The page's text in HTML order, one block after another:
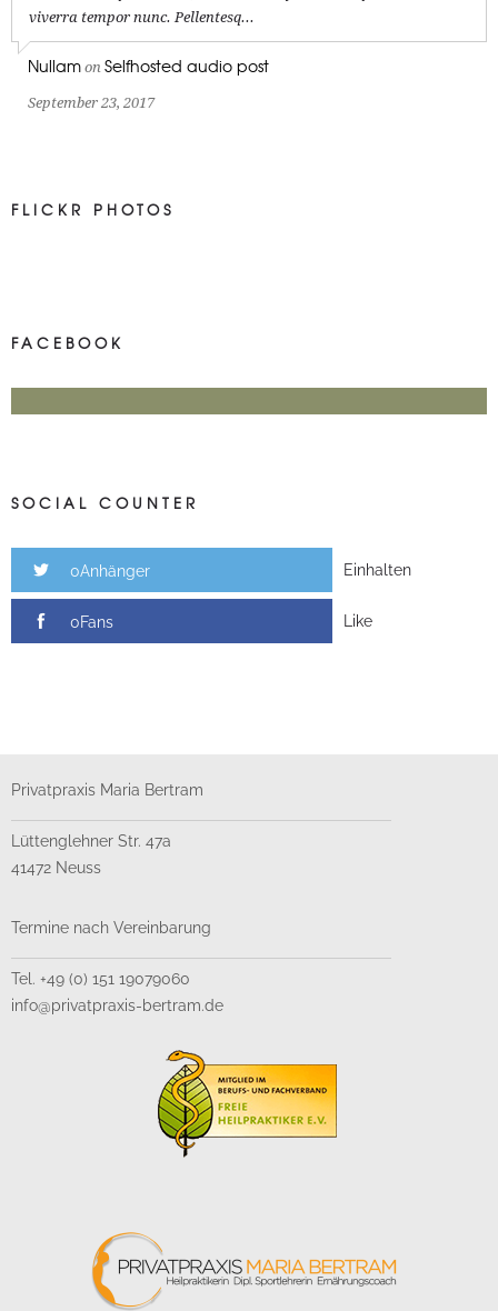
viverra tempor nunc. Pellentesq...
Nullam on Selfhosted audio post
September 23, 2017
FLICKR PHOTOS
FACEBOOK
SOCIAL COUNTER
0Anhänger Einhalten
0Fans Like
Privatpraxis Maria Bertram
Lüttenglehner Str. 47a
41472 Neuss
Termine nach Vereinbarung
Tel. +49 (0) 151 19079060
info@privatpraxis-bertram.de